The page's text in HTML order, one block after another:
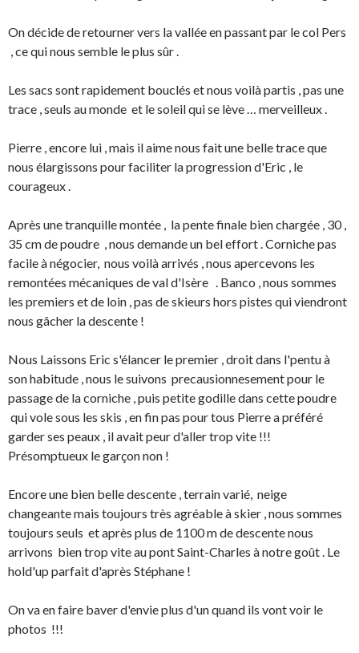
On décide de retourner vers la vallée en passant par le col Pers
, ce qui nous semble le plus sûr .
Les sacs sont rapidement bouclés et nous voilà partis , pas une
trace , seuls au monde et le soleil qui se lève … merveilleux .
Pierre , encore lui , mais il aime nous fait une belle trace que
nous élargissons pour faciliter la progression d'Eric , le
courageux .
Après une tranquille montée , la pente finale bien chargée , 30 ,
35 cm de poudre , nous demande un bel effort . Corniche pas
facile à négocier, nous voilà arrivés , nous apercevons les
remontées mécaniques de val d'Isère . Banco , nous sommes
les premiers et de loin , pas de skieurs hors pistes qui viendront
nous gâcher la descente !
Nous Laissons Eric s'élancer le premier , droit dans l'pentu à
son habitude , nous le suivons precausionnesement pour le
passage de la corniche , puis petite godille dans cette poudre
qui vole sous les skis , en fin pas pour tous Pierre a préféré
garder ses peaux , il avait peur d'aller trop vite !!!
Présomptueux le garçon non !
Encore une bien belle descente , terrain varié, neige
changeante mais toujours très agréable à skier , nous sommes
toujours seuls et après plus de 1100 m de descente nous
arrivons bien trop vite au pont Saint-Charles à notre goût . Le
hold'up parfait d'après Stéphane !
On va en faire baver d'envie plus d'un quand ils vont voir le
photos !!!